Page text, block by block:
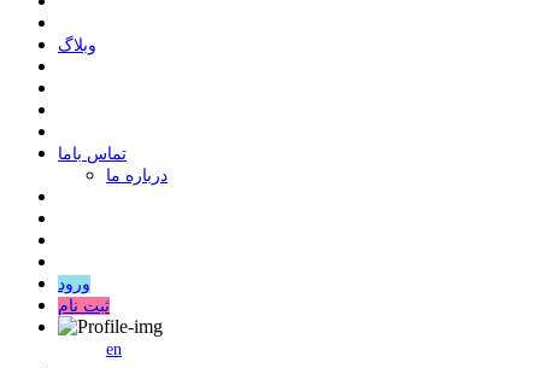
وبلاگ
ﺗﻤﺎﺱ ﺑﺎﻣﺎ
درباره ما
ورود
ثبت نام
en